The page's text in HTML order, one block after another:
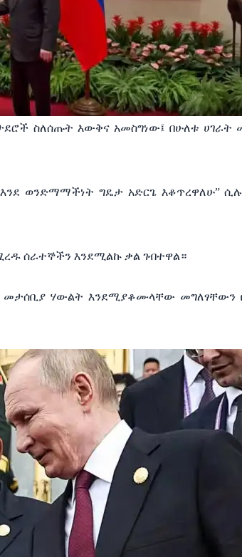
ስለሰጡት እውቅና አመስግነው፤ በሁለቱ ሀገራት
ወንድማማችነት ግዴታ አድርጌ እቆጥረዋለሁ”
ሰራተኞችን እንደሚልኩ ቃል ገብተዋል።
መታሰቢያ ሃውልት እንደሚያቆሙላቸው መግለፃቸውን